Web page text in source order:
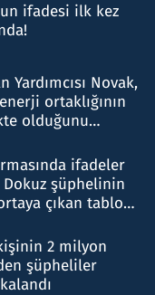
ifadesi ilk kez
Yardımcısı Novak,
ortaklığının
olduğunu
ifadeler
şüphelinin
çıkan tablo
2 milyon
şüpheliler